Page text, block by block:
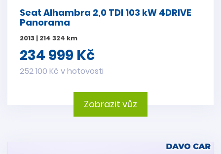
Seat Alhambra 2,0 TDI 103 kW 4DRIVE
Panorama
2013 | 214 324 km
234 999 Kč
252 100 Kč v hotovosti
Zobrazit vůz